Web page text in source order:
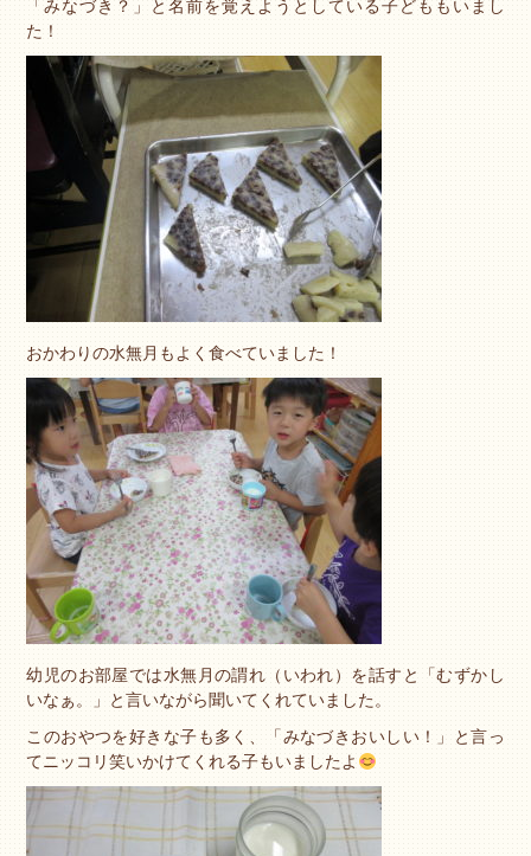
「みなづき？」と名前を覚えようとしている子どももいまし
た！
おかわりの水無月もよく食べていました！
幼児のお部屋では水無月の謂れ（いわれ）を話すと「むずかし
いなぁ。」と言いながら聞いてくれていました。
このおやつを好きな子も多く、「みなづきおいしい！」と言っ
てニッコリ笑いかけてくれる子もいましたよ